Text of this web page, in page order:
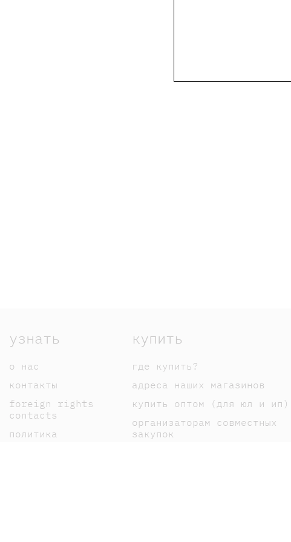
узнать
о нас
контакты
foreign rights
contacts
политика
купить
где купить?
адреса наших магазинов
купить оптом (для юл и ип)
организаторам совместных
закупок